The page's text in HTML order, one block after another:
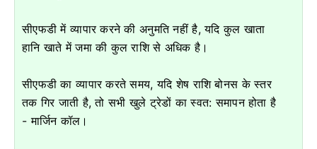
सीएफडी में व्यापार करने की अनुमति नहीं है, यदि कुल खाता
हानि खाते में जमा की कुल राशि से अधिक है।
सीएफडी का व्यापार करते समय, यदि शेष राशि बोनस के स्तर
तक गिर जाती है, तो सभी खुले ट्रेडों का स्वत: समापन होता है
- मार्जिन कॉल।